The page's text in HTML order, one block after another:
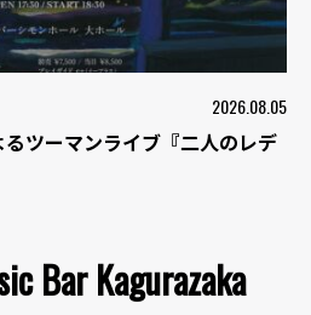
2026.08.05
ツーマンライブ『二人のレデ
Bar Kagurazaka